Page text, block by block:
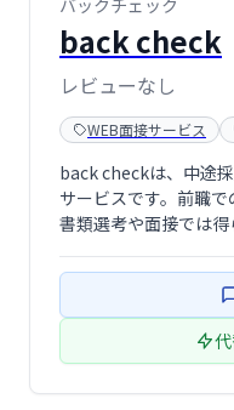
バックチェック
back check
レビューなし
WEB面接サービス
back checkは、中途
サービスです。前職で
書類選考や面接では
用したい企業におすす